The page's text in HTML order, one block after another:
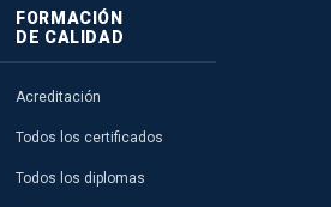
FORMACIÓN
DE CALIDAD
Acreditación
Todos los certificados
Todos los diplomas